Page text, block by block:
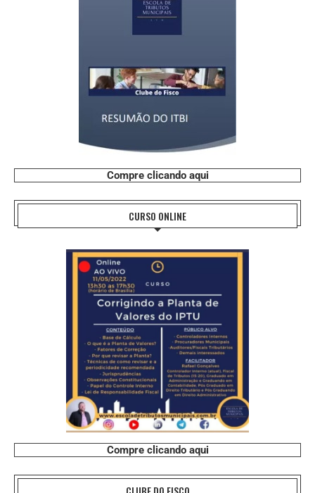
Compre clicando aqui
CURSO ONLINE
Compre clicando aqui